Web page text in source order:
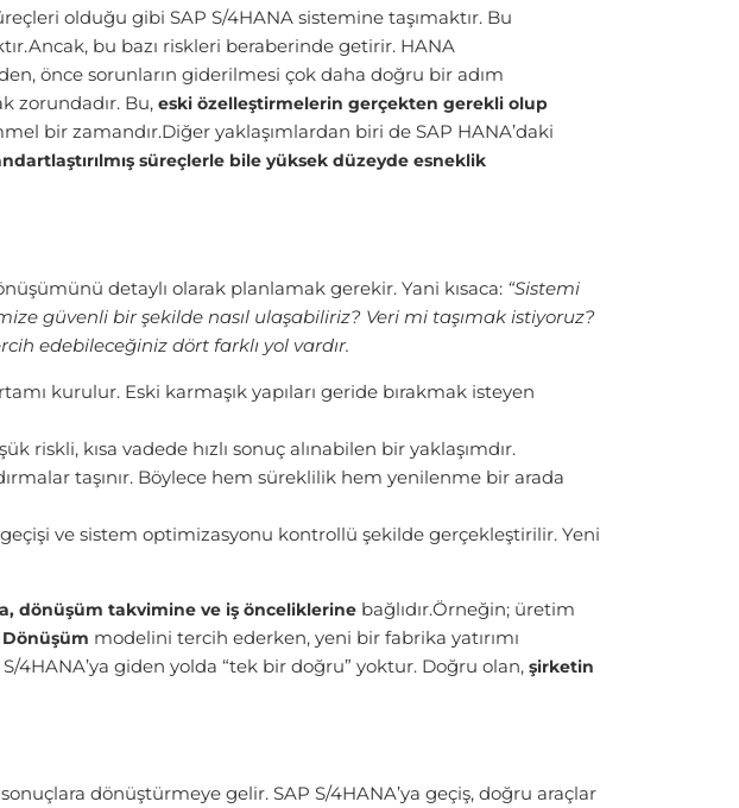
olduğu gibi SAP S/4HANA sistemine taşımaktır. Bu
bu bazı riskleri beraberinde getirir. HANA
önce sorunların giderilmesi çok daha doğru bir adım
zorundadır. Bu, eski özelleştirmelerin gerçekten gerekli olup
bir zamandır.Diğer yaklaşımlardan biri de SAP HANA’daki
süreçlerle bile yüksek düzeyde esneklik
detaylı olarak planlamak gerekir. Yani kısaca: “Sistemi
güvenli bir şekilde nasıl ulaşabiliriz? Veri mi taşımak istiyoruz?
edebileceğiniz dört farklı yol vardır.
kurulur. Eski karmaşık yapıları geride bırakmak isteyen
riskli, kısa vadede hızlı sonuç alınabilen bir yaklaşımdır.
taşınır. Böylece hem süreklilik hem yenilenme bir arada
geçişi ve sistem optimizasyonu kontrollü şekilde gerçekleştirilir. Yeni
dönüşüm takvimine ve iş önceliklerine bağlıdır.Örneğin; üretim
Dönüşüm modelini tercih ederken, yeni bir fabrika yatırımı
S/4HANA’ya giden yolda “tek bir doğru” yoktur. Doğru olan, şirketin
dönüştürmeye gelir. SAP S/4HANA’ya geçiş, doğru araçlar